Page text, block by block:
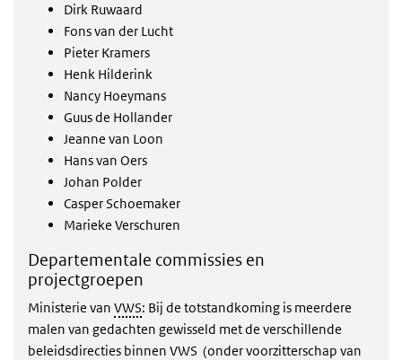
Dirk Ruwaard
Fons van der Lucht
Pieter Kramers
Henk Hilderink
Nancy Hoeymans
Guus de Hollander
Jeanne van Loon
Hans van Oers
Johan Polder
Casper Schoemaker
Marieke Verschuren
Departementale commissies en
projectgroepen
Ministerie van VWS: Bij de totstandkoming is meerdere
malen van gedachten gewisseld met de verschillende
beleidsdirecties binnen VWS (onder voorzitterschap van